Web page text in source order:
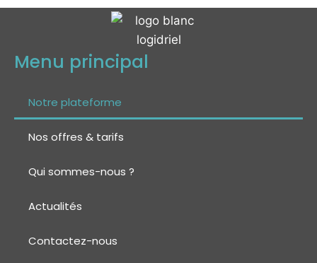
Menu principal
Notre plateforme
Nos offres & tarifs
Qui sommes-nous ?
Actualités
Contactez-nous